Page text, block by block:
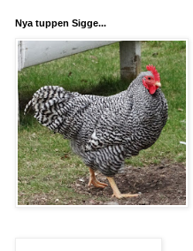
Nya tuppen Sigge...